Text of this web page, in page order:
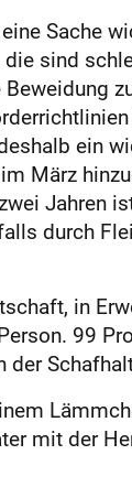
Sache
sind
ein
März
Jahren
durch
in
99
der
mit der